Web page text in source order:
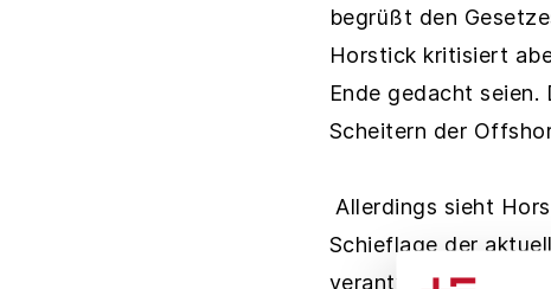
begrüßt den
Horstick kritisiert
Ende gedacht
Scheitern der
Allerdings sieht
Schieflage der
verantwortlichen